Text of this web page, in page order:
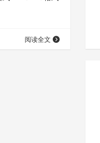
阅读全文